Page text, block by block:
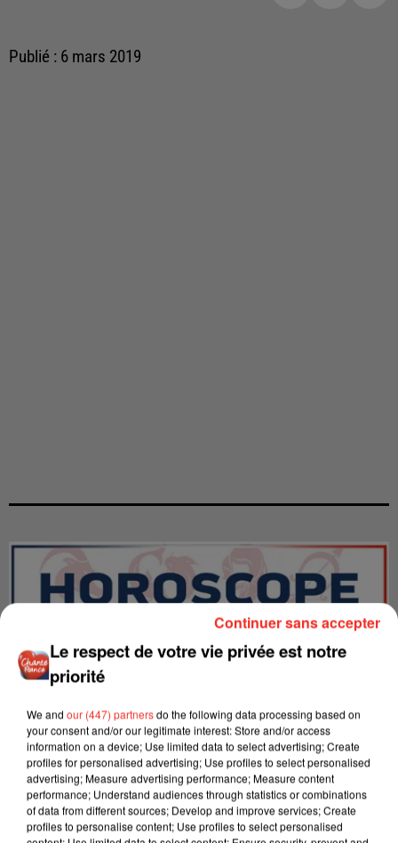
Publié : 6 mars 2019
LES INTERVIEWS CHANTE
FRANCE
Voir plus
Le respect de votre vie privée est notre
priorité
We and our (447) partnersdo the following data processing based on
your consent and/or our legitimate interest: Store and/or access
information on a device; Use limited data to select advertising; Create
profiles for personalised advertising; Use profiles to select personalised
advertising; Measure advertising performance; Measure content
performance; Understand audiences through statistics or combinations
of data from different sources; Develop and improve services; Create
profiles to personalise content; Use profiles to select personalised
Continuer sans accepter